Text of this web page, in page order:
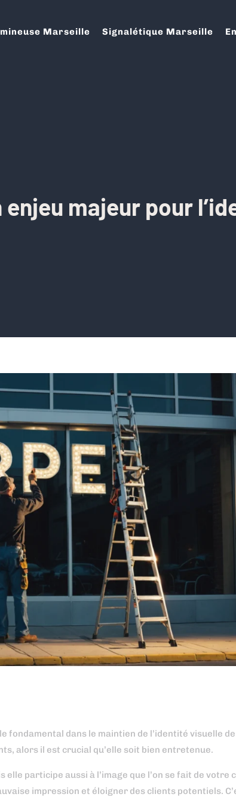
Marseille Signalétique Marseille
enjeu majeur pour
fondamental dans le maintien de l’identité visuelle
alors il est crucial qu’elle soit bien entretenue.
participe aussi à l’image que l’on se fait de votre
impression et éloigner des clients potentiels.